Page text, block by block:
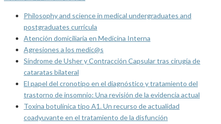
Philosophy and science in medical undergraduates and
postgraduates curricula
Atención domiciliaria en Medicina Interna
Agresiones a los medic@s
Síndrome de Usher y Contracción Capsular tras cirugía de
cataratas bilateral
El papel del cronotipo en el diagnóstico y tratamiento del
trastorno de insomnio: Una revisión de la evidencia actual
Toxina botulínica tipo A1. Un recurso de actualidad
coadyuvante en el tratamiento de la disfunción